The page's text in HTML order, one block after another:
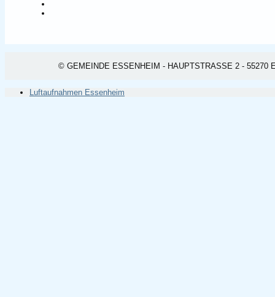
© GEMEINDE ESSENHEIM - HAUPTSTRASSE 2 - 55270
Luftaufnahmen Essenheim